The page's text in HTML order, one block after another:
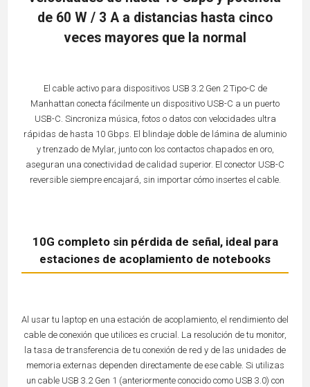
de 60 W / 3 A a distancias hasta cinco
veces mayores que la normal
El cable activo para dispositivos USB 3.2 Gen 2 Tipo-C de
Manhattan conecta fácilmente un dispositivo USB-C a un puerto
USB-C. Sincroniza música, fotos o datos con velocidades ultra
rápidas de hasta 10 Gbps. El blindaje doble de lámina de aluminio
y trenzado de Mylar, junto con los contactos chapados en oro,
aseguran una conectividad de calidad superior. El conector USB-C
reversible siempre encajará, sin importar cómo insertes el cable.
10G completo sin pérdida de señal, ideal para
estaciones de acoplamiento de notebooks
Al usar tu laptop en una estación de acoplamiento, el rendimiento del
cable de conexión que utilices es crucial. La resolución de tu monitor,
la tasa de transferencia de tu conexión de red y de las unidades de
memoria externas dependen directamente de ese cable. Si utilizas
un cable USB 3.2 Gen 1 (anteriormente conocido como USB 3.0) con